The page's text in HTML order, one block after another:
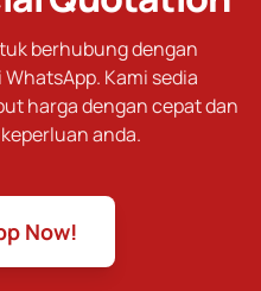
berhubung dengan
Kami sedia
harga dengan cepat dan
anda.
Now!